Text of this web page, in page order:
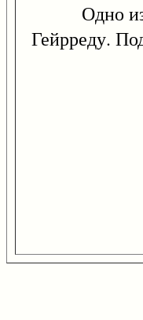
Одно из
Гейрреду.